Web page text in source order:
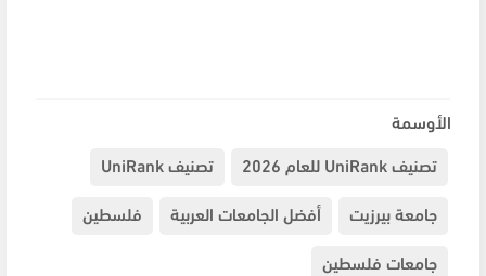
الأوسمة
تصنيف UniRank للعام 2026
تصنيف UniRank
جامعة بيرزيت
أفضل الجامعات العربية
فلسطين
جامعات فلسطين